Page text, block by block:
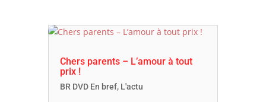
Chers parents – L’amour à tout
prix !
BR DVD En bref, L'actu